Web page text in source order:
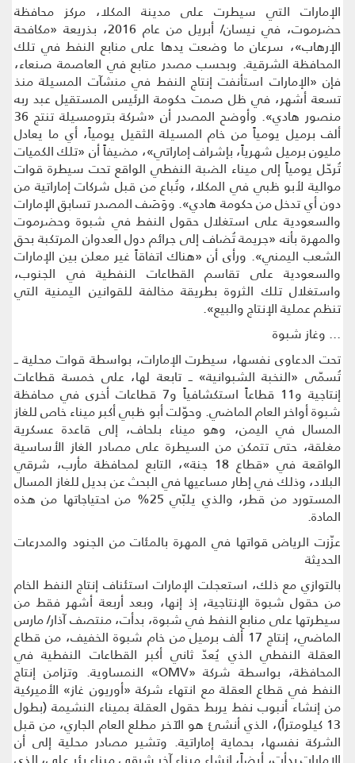
الإمارات التي سيطرت على مدينة المكلا، مركز محافظة
حضرموت، في نيسان/ أبريل من عام 2016، بذريعة «مكافحة
الإرهاب»، سرعان ما وضعت يدها على منابع النفط في تلك
المحافظة الشرقية. وبحسب مصدر متابع في العاصمة صنعاء،
فإن «الإمارات استأنفت إنتاج النفط في منشآت المسيلة منذ
تسعة أشهر، في ظل صمت حكومة الرئيس المستقيل عبد ربه
منصور هادي». وأوضح المصدر أن «شركة بترومسيلة تنتج 36
ألف برميل يومياً من خام المسيلة الثقيل يومياً، أي ما يعادل
مليون برميل شهرياً، بإشراف إماراتي»، مضيفاً أن «تلك الكميات
تُرحّل يومياً إلى ميناء الضبة النفطي الواقع تحت سيطرة قوات
موالية لأبو ظبي في المكلا، وتُباع من قبل شركات إماراتية من
دون أي تدخل من حكومة هادي». ووَصَف المصدر تسابق الإمارات
والسعودية على استغلال حقول النفط في شبوة وحضرموت
والمهرة بأنه «جريمة تُضاف إلى جرائم دول العدوان المرتكبة بحق
الشعب اليمني». ورأى أن «هناك اتفاقاً غير معلن بين الإمارات
والسعودية على تقاسم القطاعات النفطية في الجنوب،
واستغلال تلك الثروة بطريقة مخالفة للقوانين اليمنية التي
تنظم عملية الإنتاج والبيع».
... وغاز شبوة
تحت الدعاوى نفسها، سيطرت الإمارات، بواسطة قوات محلية ــ
تُسمّى «النخبة الشبوانية» ــ تابعة لها، على خمسة قطاعات
إنتاجية و11 قطاعاً استكشافياً و7 قطاعات أخرى في محافظة
شبوة أواخر العام الماضي. وحوّلت أبو ظبي أكبر ميناء خاص للغاز
المسال في اليمن، وهو ميناء بلحاف، إلى قاعدة عسكرية
مغلقة، حتى تتمكن من السيطرة على مصادر الغاز الأساسية
الواقعة في «قطاع 18 جنة»، التابع لمحافظة مأرب، شرقي
البلاد، وذلك في إطار مساعيها في البحث عن بديل للغاز المسال
المستورد من قطر، والذي يلبّي 25% من احتياجاتها من هذه
المادة.
عزّزت الرياض قواتها في المهرة بالمئات من الجنود والمدرعات
الحديثة
بالتوازي مع ذلك، استعجلت الإمارات استئناف إنتاج النفط الخام
من حقول شبوة الإنتاجية، إذ إنها، وبعد أربعة أشهر فقط من
سيطرتها على منابع النفط في شبوة، بدأت، منتصف آذار/ مارس
الماضي، إنتاج 17 ألف برميل من خام شبوة الخفيف، من قطاع
العقلة النفطي الذي يُعدّ ثاني أكبر القطاعات النفطية في
المحافظة، بواسطة شركة «OMV» النمساوية. وتزامن إنتاج
النفط في قطاع العقلة مع انتهاء شركة «أوريون غاز» الأميركية
من إنشاء أنبوب نفط يربط حقول العقلة بميناء النشيمة (بطول
13 كيلومتراً)، الذي أنشئ هو الآخر مطلع العام الجاري، من قبل
الشركة نفسها، بحماية إماراتية. وتشير مصادر محلية إلى أن